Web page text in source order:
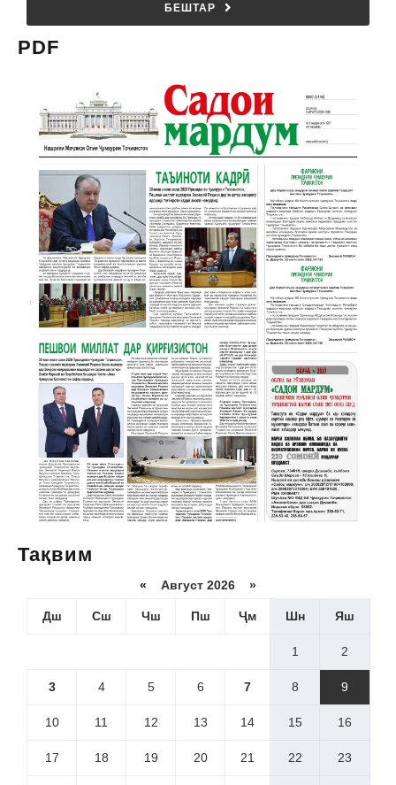
БЕШТАР
PDF
Тақвим
« Август 2026 »
Дш Сш Чш Пш Ҷм Шн Яш
1 2
3 4 5 6 7 8 9
10 11 12 13 14 15 16
17 18 19 20 21 22 23